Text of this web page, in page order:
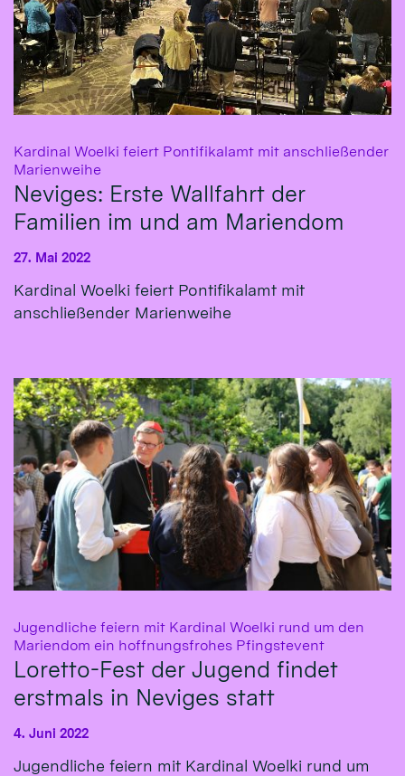
Kardinal Woelki feiert Pontifikalamt mit anschließender
Marienweihe
Neviges: Erste Wallfahrt der
Familien im und am Mariendom
27. Mai 2022
Kardinal Woelki feiert Pontifikalamt mit
anschließender Marienweihe
Jugendliche feiern mit Kardinal Woelki rund um den
Mariendom ein hoffnungsfrohes Pfingstevent:
Loretto-Fest der Jugend findet
erstmals in Neviges statt
4. Juni 2022
Jugendliche feiern mit Kardinal Woelki rund um